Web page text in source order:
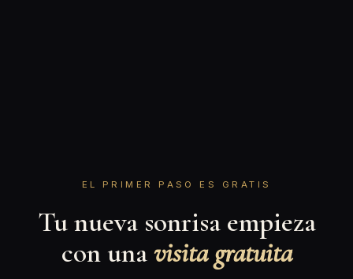
EL PRIMER PASO ES GRATIS
Tu nueva sonrisa empieza
con unavisita gratuita